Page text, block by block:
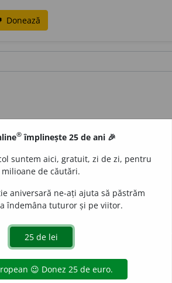
Donează
care poate suferi o mutație (3). (<
® împlinește 25 de ani 🎉
suntem aici, gratuit, zi de zi, pentru
milioane de căutări.
aniversară ne-ați ajuta să păstrăm
îndemâna tuturor și pe viitor.